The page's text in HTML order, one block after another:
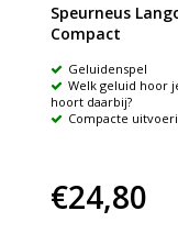
Speurneus
Compact
Geluidenspel
Welk geluid hoor
hoort daarbij?
Compacte
€24,80